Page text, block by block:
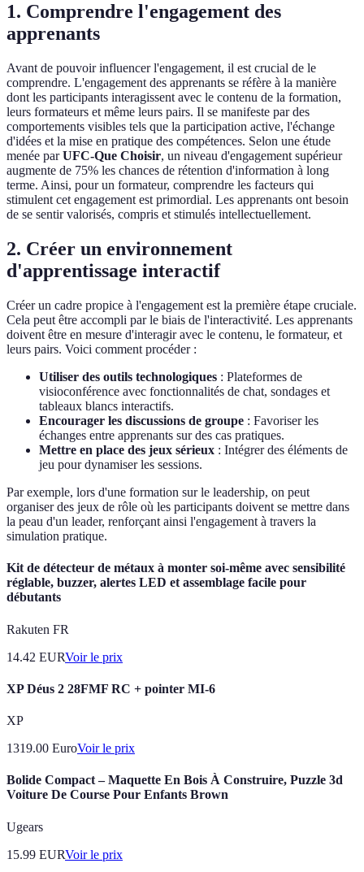
1. Comprendre l'engagement des
apprenants
Avant de pouvoir influencer l'engagement, il est crucial de le
comprendre. L'engagement des apprenants se réfère à la manière
dont les participants interagissent avec le contenu de la formation,
leurs formateurs et même leurs pairs. Il se manifeste par des
comportements visibles tels que la participation active, l'échange
d'idées et la mise en pratique des compétences. Selon une étude
menée parUFC-Que Choisir, un niveau d'engagement supérieur
augmente de 75% les chances de rétention d'information à long
terme. Ainsi, pour un formateur, comprendre les facteurs qui
stimulent cet engagement est primordial. Les apprenants ont besoin
de se sentir valorisés, compris et stimulés intellectuellement.
2. Créer un environnement
d'apprentissage interactif
Créer un cadre propice à l'engagement est la première étape cruciale.
Cela peut être accompli par le biais de l'interactivité. Les apprenants
doivent être en mesure d'interagir avec le contenu, le formateur, et
leurs pairs. Voici comment procéder :
Utiliser des outils technologiques : Plateformes de
visioconférence avec fonctionnalités de chat, sondages et
tableaux blancs interactifs.
Encourager les discussions de groupe : Favoriser les
échanges entre apprenants sur des cas pratiques.
Mettre en place des jeux sérieux : Intégrer des éléments de
jeu pour dynamiser les sessions.
Par exemple, lors d'une formation sur le leadership, on peut
organiser des jeux de rôle où les participants doivent se mettre dans
la peau d'un leader, renforçant ainsi l'engagement à travers la
simulation pratique.
Kit de détecteur de métaux à monter soi-même avec sensibilité
réglable, buzzer, alertes LED et assemblage facile pour
débutants
Rakuten FR
14.42 EURVoir le prix
XP Déus 2 28FMF RC + pointer MI-6
XP
1319.00 EuroVoir le prix
Bolide Compact – Maquette En Bois À Construire, Puzzle 3d
Voiture De Course Pour Enfants Brown
Ugears
15.99 EURVoir le prix